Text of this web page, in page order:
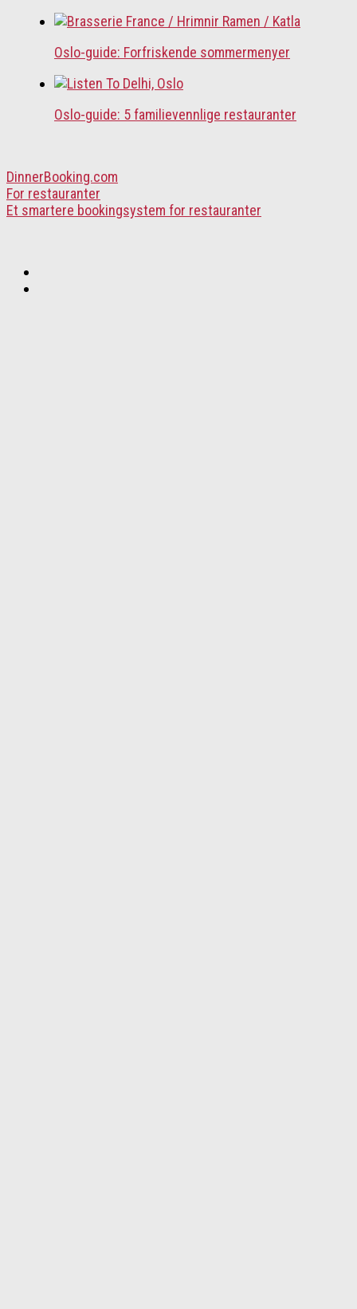
Oslo-guide: Forfriskende sommermenyer
Oslo-guide: 5 familievennlige restauranter
DinnerBooking.com
For restauranter
Et smartere bookingsystem for restauranter